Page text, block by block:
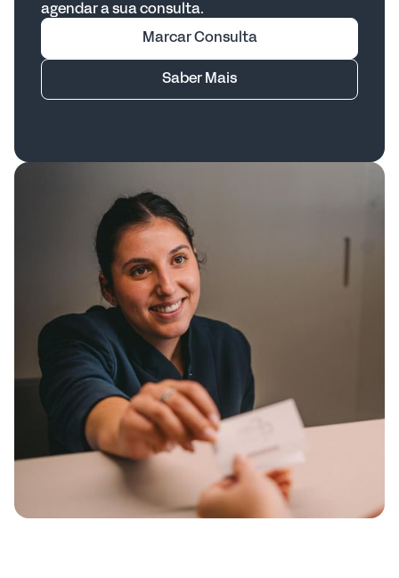
agendar a sua consulta.
Marcar Consulta
Saber Mais